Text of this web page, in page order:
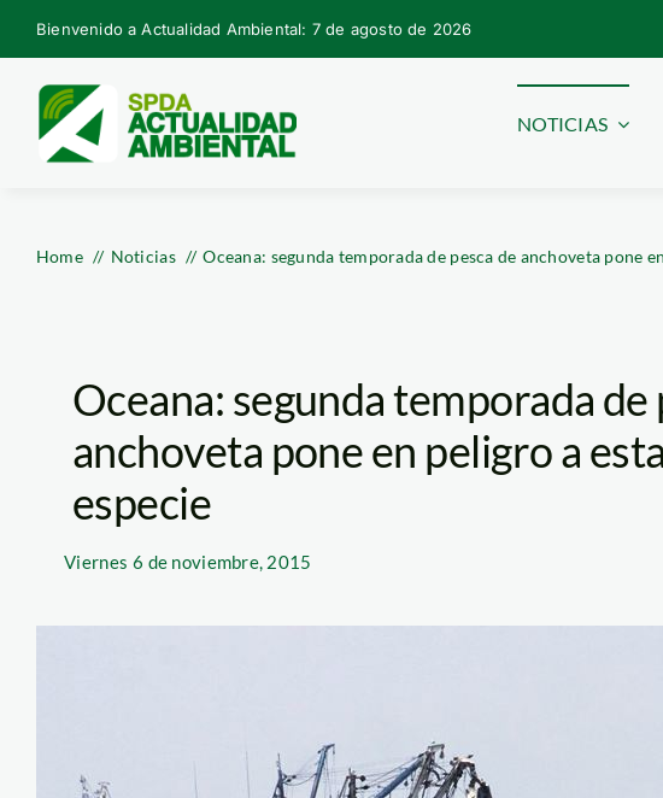
Skip
to
content
Bienvenido a Actualidad Ambiental: 7 de agosto de 2026
NOTICIAS
Home Noticias Oceana: segunda temporada de pesca de anchoveta pone
Oceana: segunda temporada de
anchoveta pone en peligro a
especie
Viernes 6 de noviembre, 2015